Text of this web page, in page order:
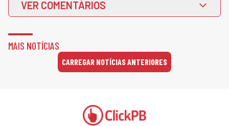
VER COMENTÁRIOS
MAIS NOTÍCIAS
CARREGAR NOTÍCIAS ANTERIORES